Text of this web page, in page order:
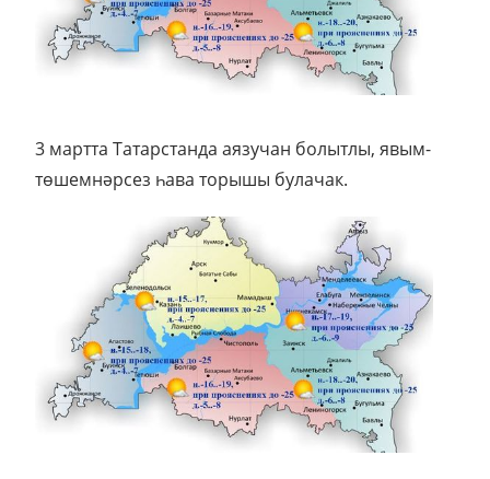
3 мартта Татарстанда аязучан болытлы, явым-
төшемнәрсез һава торышы булачак.